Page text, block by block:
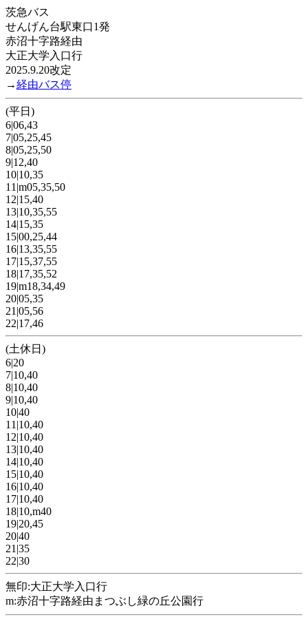
茨急バス
せんげん台駅東口1発
赤沼十字路経由
大正大学入口行
2025.9.20改定
→経由バス停
(平日)
6|06,43
7|05,25,45
8|05,25,50
9|12,40
10|10,35
11|m05,35,50
12|15,40
13|10,35,55
14|15,35
15|00,25,44
16|13,35,55
17|15,37,55
18|17,35,52
19|m18,34,49
20|05,35
21|05,56
22|17,46
(土休日)
6|20
7|10,40
8|10,40
9|10,40
10|40
11|10,40
12|10,40
13|10,40
14|10,40
15|10,40
16|10,40
17|10,40
18|10,m40
19|20,45
20|40
21|35
22|30
無印:大正大学入口行
m:赤沼十字路経由まつぶし緑の丘公園行